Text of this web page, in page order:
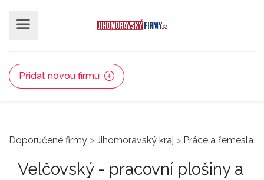
Přidat novou firmu
Doporučené firmy > Jihomoravský kraj > Práce a řemesla
Velčovský - pracovní plošiny a